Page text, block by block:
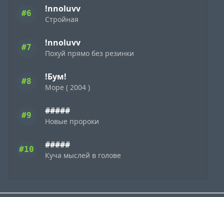
#6 !nnoluvv
Стройная
#7 !nnoluvv
Похуй прямо без резинки
#8 !Бум!
Море ( 2004 )
#9 #####
Новые пророки
#10 #####
Куча мыслей в голове